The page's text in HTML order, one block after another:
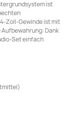
ist
Zoll-Gewinde ist mit
Dank
Set einfach